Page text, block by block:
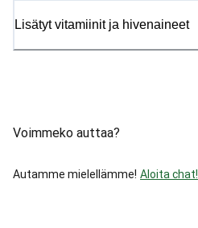
Lisätyt vitamiinit ja hivenaineet
Voimmeko auttaa?
Autamme mielellämme! Aloita chat!